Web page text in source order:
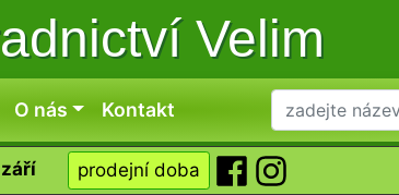
Velim
O nás Kontakt
prodejní doba